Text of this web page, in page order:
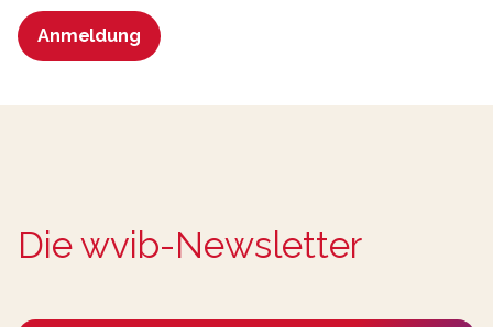
Anmeldung
Die wvib-Newsletter